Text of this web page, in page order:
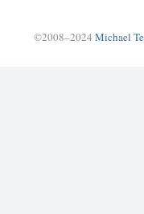
©2008–2024 Michael